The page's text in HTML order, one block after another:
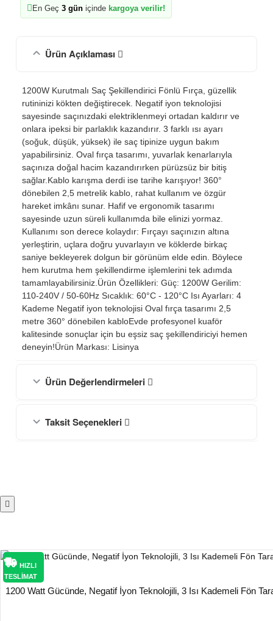
En Geç 3 gün içinde kargoya verilir!
Ürün Açıklaması
1200W Kurutmalı Saç Şekillendirici Fönlü Fırça, güzellik
rutininizi kökten değiştirecek. Negatif iyon teknolojisi
sayesinde saçınızdaki elektriklenmeyi ortadan kaldırır ve
onlara ipeksi bir parlaklık kazandırır. 3 farklı ısı ayarı
(soğuk, düşük, yüksek) ile saç tipinize uygun bakım
yapabilirsiniz. Oval fırça tasarımı, yuvarlak kenarlarıyla
saçınıza doğal hacim kazandırırken pürüzsüz bir bitiş
sağlar.Kablo karışma derdi ise tarihe karışıyor! 360°
dönebilen 2,5 metrelik kablo, rahat kullanım ve özgür
hareket imkânı sunar. Hafif ve ergonomik tasarımı
sayesinde uzun süreli kullanımda bile elinizi yormaz.
Kullanımı son derece kolaydır: Fırçayı saçınızın altına
yerleştirin, uçlara doğru yuvarlayın ve köklerde birkaç
saniye bekleyerek dolgun bir görünüm elde edin. Böylece
hem kurutma hem şekillendirme işlemlerini tek adımda
tamamlayabilirsiniz.Ürün Özellikleri: Güç: 1200W Gerilim:
110-240V / 50-60Hz Sıcaklık: 60°C - 120°C Isı Ayarları: 4
Kademe Negatif iyon teknolojisi Oval fırça tasarımı 2,5
metre 360° dönebilen kabloEvde profesyonel kuaför
kalitesinde sonuçlar için bu eşsiz saç şekillendiriciyi hemen
deneyin!Ürün Markası: Lisinya
Ürün Değerlendirmeleri
Taksit Seçenekleri
HIZLI
TESLİMAT
1200 Watt Gücünde, Negatif İyon Teknolojili, 3 Isı Kademeli Fön